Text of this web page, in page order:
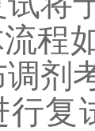
程
剂
行